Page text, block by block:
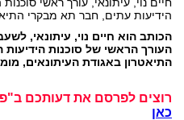
הידיעות עתים, חבר תא מבקרי
הכותב הוא חיים נוי, עיתונאי,
התיאטרון באגודת העיתונאים,
רוצים לפרסם את דעותכם
כאן